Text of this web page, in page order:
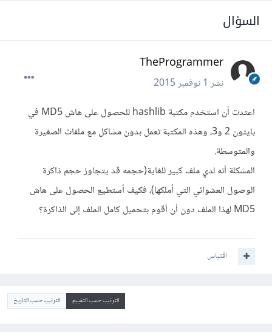
السؤال
TheProgrammer
نشر1 نوفمبر 2015
اعتدت أن استخدم مكتبة hashlib للحصول على هاش MD5 في
بايثون 2 و3، وهذه المكتبة تعمل بدون مشاكل مع ملفات الصغيرة
والمتوسطة.
المشكلة أنه لدي ملف كبير للغاية(حجمه قد يتجاوز حجم ذاكرة
الوصول العشوائي التي أملكها)، فكيف أستطيع الحصول على هاش
MD5 لهذا الملف دون أن أقوم بتحميل كامل الملف إلى الذاكرة؟
اقتباس
الترتيب حسب التقييم الترتيب حسب التاريخ